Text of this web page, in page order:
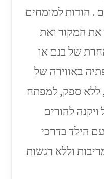
. הודות למומחים
את המקור ואת
של בנם או
באווירה של
ללא ספק, למפתח
להורים
הילד בדרכי
וללא רגשות